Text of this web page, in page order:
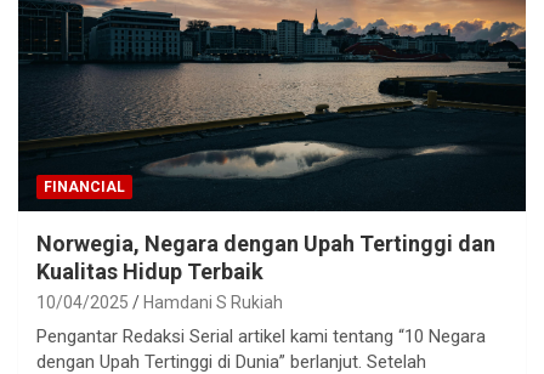
FINANCIAL
Norwegia, Negara dengan Upah Tertinggi dan
Kualitas Hidup Terbaik
10/04/2025 Hamdani S Rukiah
Pengantar Redaksi Serial artikel kami tentang “10 Negara
dengan Upah Tertinggi di Dunia” berlanjut. Setelah